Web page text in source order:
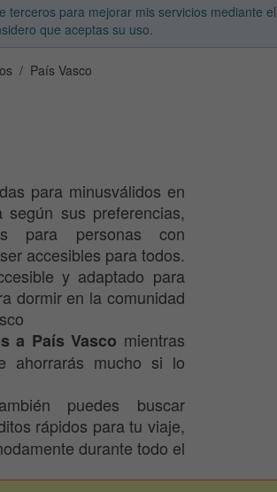
terceros para mejorar mis servicios mediante
que aceptas su uso.
País Vasco
para minusválidos en
sus preferencias,
para personas con
accesibles para todos.
y adaptado para
dormir en la comunidad
a País Vasco mientras
ahorrarás mucho si lo
puedes buscar
rápidos para tu viaje,
durante todo el